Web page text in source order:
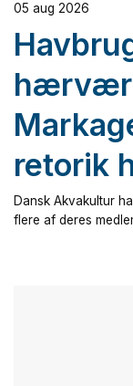
05 aug 2026
retorik
Dansk Akvakultur
flere af deres